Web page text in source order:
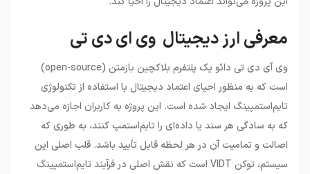
معرفی ارز دیجیتال وی ای دی تی
وی آی دی تی دائو یک پلتفرم بلاکچین بازمتن (open-source)
است که به منظور احیای اعتماد دیجیتال با استفاده از تکنولوژی
تایم‌استمپینگ ایجاد شده است. این پروژه به کاربران اجازه می‌دهد
که به سادگی هر سند یا داده‌ای را تایم‌استمپ کنند، به طوری که
اصالت و تمامیت آن در هر لحظه قابل تأیید باشد. قلب اصلی این
سیستم، توکن VIDT است که نقش اصلی در فرآیند تایم‌استمپینگ